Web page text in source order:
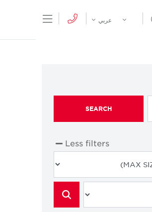
Menu Open Search Menu
عربي
SEARCH
Less filters